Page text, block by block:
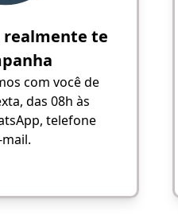
realmente te
com você de
das 08h às
telefone